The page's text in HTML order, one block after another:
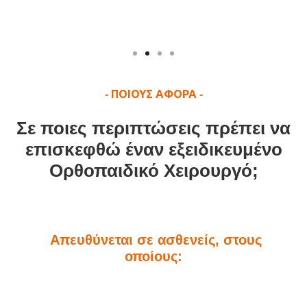
- ΠΟΙΟΥΣ ΑΦΟΡΑ -
Σε ποιες περιπτώσεις πρέπει να
επισκεφθώ έναν εξειδικευμένο
Ορθοπαιδικό Χειρουργό;
Απευθύνεται σε ασθενείς, στους
οποίους: